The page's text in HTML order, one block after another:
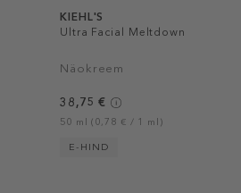
KIEHL'S
Ultra Facial Meltdown
Näokreem
38,75 €
50 ml (0,78 € / 1 ml)
E-HIND